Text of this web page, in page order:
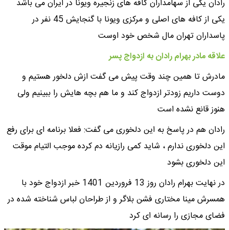
رادان یکی از سهامداران کافه های زنجیره ویونا در ایران می باشد
یکی از کافه های اصلی و مرکزی ویونا با گنجایش 45 نفر در
پاسداران تهران مال شخص خود اوست
علاقه مادر بهرام رادان به ازدواج پسر
مادرش تا همین چند وقت پیش می گفت ازش دلخور هستیم و
دوست داریم زودتر ازدواج کند و ما هم بچه هایش را ببینیم ولی
هنوز قانع نشده است
رادان هم در پاسخ به این دلخوری می گفت: فعلا برنامه اى براى رفع
این دلخورى ندارم ، شاید کمى رازیانه دم کرده موجب التیام موقت
این دلخورى بشود
در نهایت بهرام رادان روز 13 فروردین 1401 خبر ازدواج خود با
همسرش مینا مختاری فشن بلاگر و از طراحان لباس شناخته شده در
فضای مجازی را رسانه ای کرد